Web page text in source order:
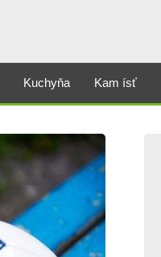
Kuchyňa Kam ísť